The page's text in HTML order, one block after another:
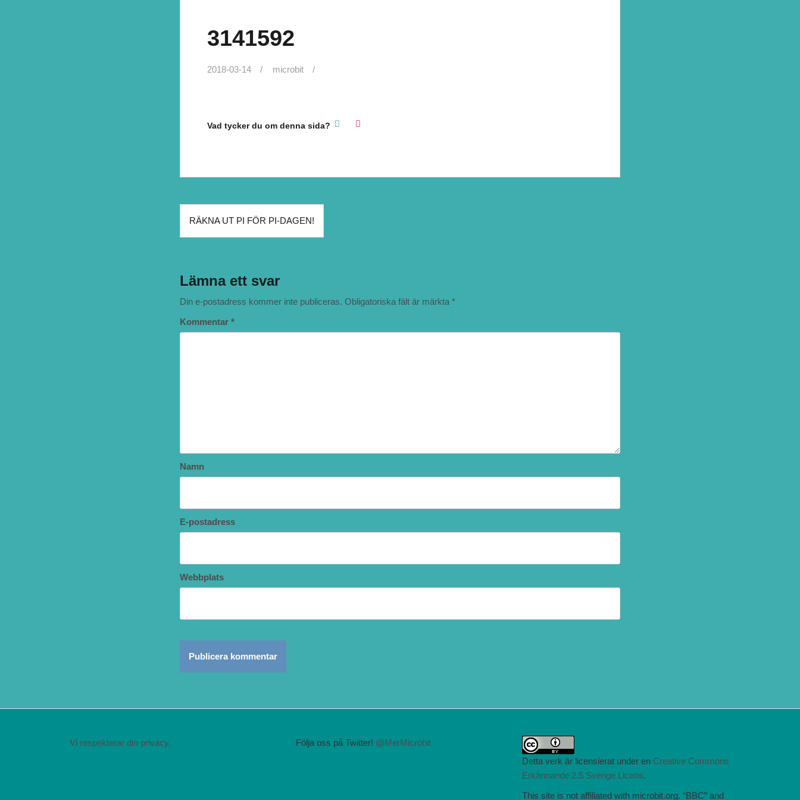
3141592
2018-03-14 microbit
Vad tycker du om denna sida?
Inläggsnavigering
RÄKNA UT PI FÖR PI-DAGEN!
Lämna ett svar
Din e-postadress kommer inte publiceras. Obligatoriska fält är märkta *
Kommentar *
Namn
E-postadress
Webbplats
Vi respekterar din privacy. Följa oss på Twitter! @MerMicrobit
Detta verk är licensierat under en Creative Commons
Erkännande 2.5 Sverige Licens.
This site is not affiliated with microbit.org. “BBC” and